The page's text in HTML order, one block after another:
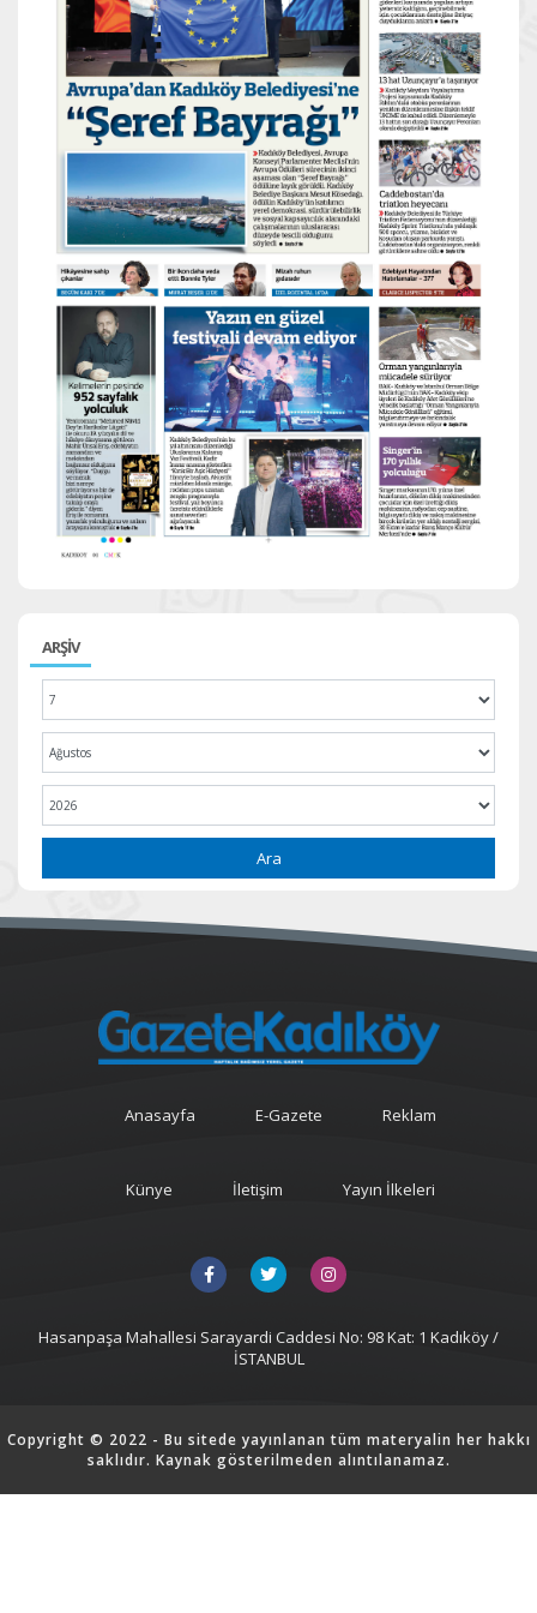
ARŞİV
Ara
Anasayfa E-Gazete Reklam
Künye İletişim Yayın İlkeleri
Hasanpaşa Mahallesi Sarayardi Caddesi No: 98 Kat: 1 Kadıköy /
İSTANBUL
Copyright © 2022 - Bu sitede yayınlanan tüm materyalin her hakkı
saklıdır. Kaynak gösterilmeden alıntılanamaz.